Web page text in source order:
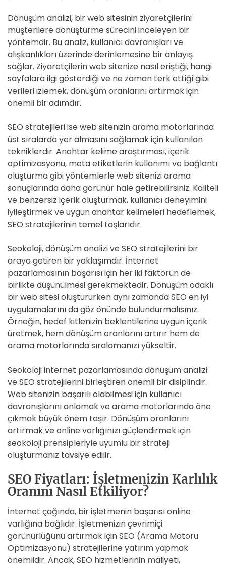
Dönüşüm analizi, bir web sitesinin ziyaretçilerini
müşterilere dönüştürme sürecini inceleyen bir
yöntemdir. Bu analiz, kullanıcı davranışları ve
alışkanlıkları üzerinde derinlemesine bir anlayış
sağlar. Ziyaretçilerin web sitenize nasıl eriştiği, hangi
sayfalara ilgi gösterdiği ve ne zaman terk ettiği gibi
verileri izlemek, dönüşüm oranlarını artırmak için
önemli bir adımdır.
SEO stratejileri ise web sitenizin arama motorlarında
üst sıralarda yer almasını sağlamak için kullanılan
tekniklerdir. Anahtar kelime araştırması, içerik
optimizasyonu, meta etiketlerin kullanımı ve bağlantı
oluşturma gibi yöntemlerle web sitenizi arama
sonuçlarında daha görünür hale getirebilirsiniz. Kaliteli
ve benzersiz içerik oluşturmak, kullanıcı deneyimini
iyileştirmek ve uygun anahtar kelimeleri hedeflemek,
SEO stratejilerinin temel taşlarıdır.
Seokoloji, dönüşüm analizi ve SEO stratejilerini bir
araya getiren bir yaklaşımdır. İnternet
pazarlamasının başarısı için her iki faktörün de
birlikte düşünülmesi gerekmektedir. Dönüşüm odaklı
bir web sitesi oluştururken aynı zamanda SEO en iyi
uygulamalarını da göz önünde bulundurmalısınız.
Örneğin, hedef kitlenizin beklentilerine uygun içerik
üretmek, hem dönüşüm oranlarını artırır hem de
arama motorlarında sıralamanızı yükseltir.
Seokoloji internet pazarlamasında dönüşüm analizi
ve SEO stratejilerini birleştiren önemli bir disiplindir.
Web sitenizin başarılı olabilmesi için kullanıcı
davranışlarını anlamak ve arama motorlarında öne
çıkmak büyük önem taşır. Dönüşüm oranlarını
artırmak ve online varlığınızı güçlendirmek için
seokoloji prensipleriyle uyumlu bir strateji
oluşturmanız tavsiye edilir.
SEO Fiyatları: İşletmenizin Karlılık
Oranını Nasıl Etkiliyor?
İnternet çağında, bir işletmenin başarısı online
varlığına bağlıdır. İşletmenizin çevrimiçi
görünürlüğünü artırmak için SEO (Arama Motoru
Optimizasyonu) stratejilerine yatırım yapmak
önemlidir. Ancak, SEO hizmetlerinin maliyeti,